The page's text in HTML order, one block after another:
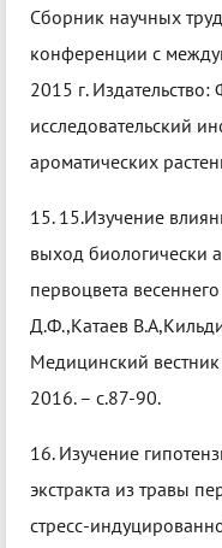
Сборник научных
конференции с
2015 г.
исследовательский
ароматических
15. 15.Изучение
выход биологически
первоцвета
Д.Ф.,Катаев
Медицинский
2016. – с.87-90.
16. Изучение
экстракта из травы
стресс-